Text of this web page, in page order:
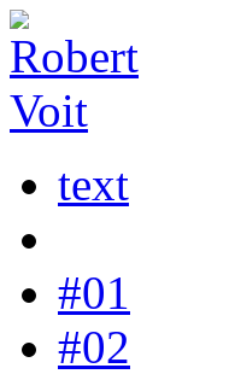
text
#01
#02